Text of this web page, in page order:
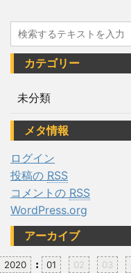
カテゴリー
未分類
メタ情報
ログイン
投稿の RSS
コメントの RSS
WordPress.org
アーカイブ
2020 : 01 02 03